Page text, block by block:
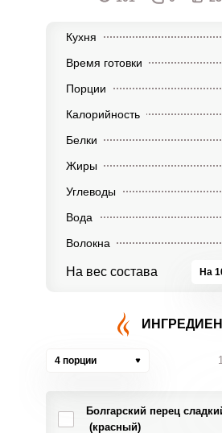
Кухня
Время готовки
Порции
Калорийность
Белки
Жиры
Углеводы
Вода
Волокна
На вес состава На
4 порции
Болгарский перец
(красный)